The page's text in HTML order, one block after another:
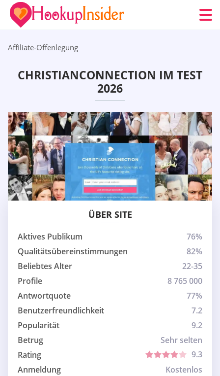
Affiliate-Offenlegung
CHRISTIANCONNECTION IM TEST
2026
ÜBER SITE
Aktives Publikum
76%
Qualitätsübereinstimmungen
82%
Beliebtes Alter
22-35
Profile
8 765 000
Antwortquote
77%
Benutzerfreundlichkeit
7.2
Popularität
9.2
Betrug
Sehr selten
Rating
9.3
Anmeldung
Kostenlos